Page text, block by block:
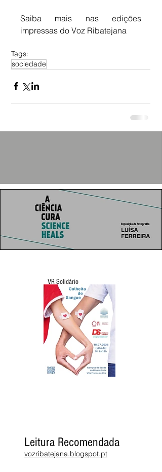
Saiba mais nas edições
impressas do Voz Ribatejana
Tags:
sociedade
VR Solidário
Leitura Recomendada
vozribatejana.blogspot.pt